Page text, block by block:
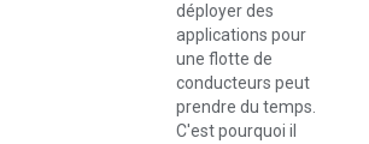
déployer des
applications pour
une flotte de
conducteurs peut
prendre du temps.
C'est pourquoi il